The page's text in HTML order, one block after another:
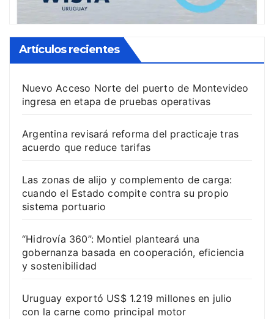
Artículos recientes
Nuevo Acceso Norte del puerto de Montevideo
ingresa en etapa de pruebas operativas
Argentina revisará reforma del practicaje tras
acuerdo que reduce tarifas
Las zonas de alijo y complemento de carga:
cuando el Estado compite contra su propio
sistema portuario
“Hidrovía 360”: Montiel planteará una
gobernanza basada en cooperación, eficiencia
y sostenibilidad
Uruguay exportó US$ 1.219 millones en julio
con la carne como principal motor